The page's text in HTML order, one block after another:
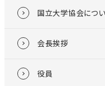
国立大学協会につ
会長挨拶
役員